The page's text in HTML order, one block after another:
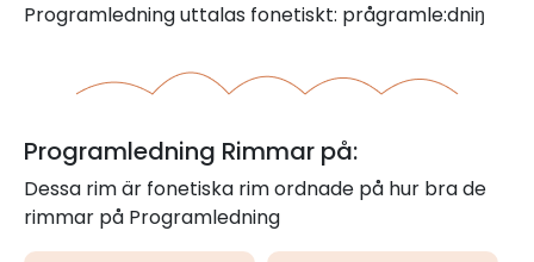
Programledning uttalas fonetiskt: prågramle:dniŋ
Programledning Rimmar på:
Dessa rim är fonetiska rim ordnade på hur bra de
rimmar på Programledning